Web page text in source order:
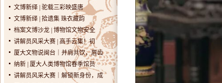
文博新绎 | 驼载三彩映盛唐
文博新绎 | 拾遗集 珠衣藏韵
档案文博沙龙 | 博物馆文物安全
讲解员风采大赛 | 高手云集！初
厦大文物说闽台｜并肩共饮，唇齿
纳新 | 厦大人类博物馆春季馆员
讲解员风采大赛｜解锁新身份，成